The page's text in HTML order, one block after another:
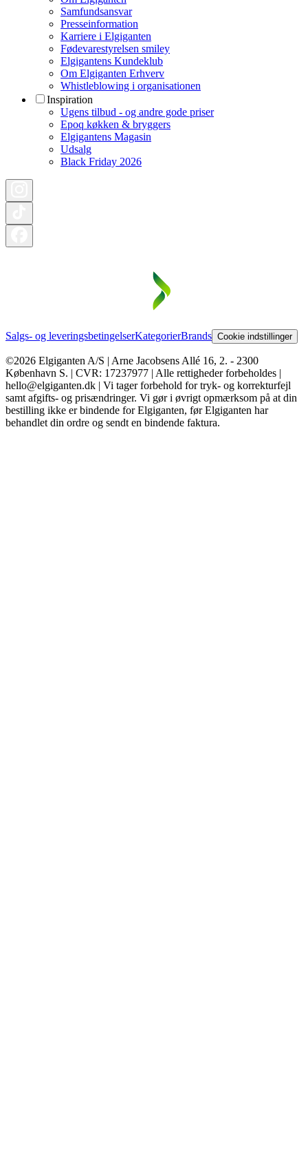
Samfundsansvar
Presseinformation
Karriere i Elgiganten
Fødevarestyrelsen smiley
Elgigantens Kundeklub
Om Elgiganten Erhverv
Whistleblowing i organisationen
Inspiration
Ugens tilbud - og andre gode priser
Epoq køkken & bryggers
Elgigantens Magasin
Udsalg
Black Friday 2026
Salgs- og leveringsbetingelserKategorierBrands Cookie indstillinger
©2026 Elgiganten A/S | Arne Jacobsens Allé 16, 2. - 2300
København S. | CVR: 17237977 | Alle rettigheder forbeholdes |
hello@elgiganten.dk | Vi tager forbehold for tryk- og korrekturfejl
samt afgifts- og prisændringer. Vi gør i øvrigt opmærksom på at din
bestilling ikke er bindende for Elgiganten, før Elgiganten har
behandlet din ordre og sendt en bindende faktura.